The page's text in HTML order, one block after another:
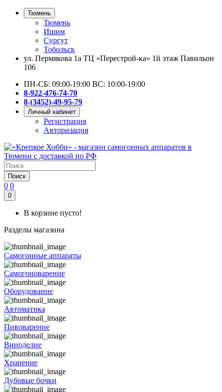
Тюмень
Тюмень
Ишим
Сургут
Тобольск
ул. Пермякова 1а ТЦ «Перестрой-ка» 1й этаж Павильон
106
ПН-СБ: 09:00-19:00 ВС: 10:00-19:00
8-922-476-74-70
8-(3452)-49-95-79
Личный кабинет
Регистрация
Авторизация
Поиск
0 0
0
В корзине пусто!
Разделы магазина
Самогонные аппараты
Самогоноварение
Оборудование
Автоматика
Пивоварение
Виноделие
Хранение
Дубовые бочки